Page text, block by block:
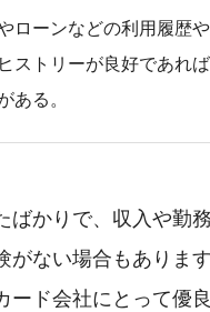
ローンなどの利用履歴
ストリーが良好であれ
ある。
ばかりで、収入や勤
がない場合もありま
ード会社にとって優